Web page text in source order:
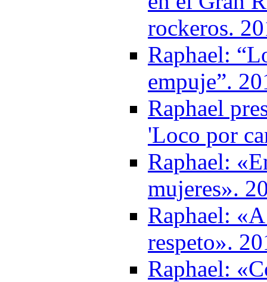
rockeros.
Raphael:
empuje”.
Raphael
'Loco por
Raphael:
mujeres».
Raphael:
respeto».
Raphael: